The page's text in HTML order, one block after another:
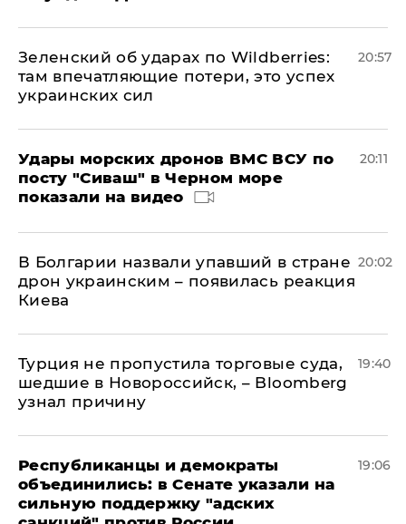
Зеленский об ударах по Wildberries:
там впечатляющие потери, это успех
украинских сил
20:57
Удары морских дронов ВМС ВСУ по
посту "Сиваш" в Черном море
показали на видео
20:11
В Болгарии назвали упавший в стране
дрон украинским – появилась реакция
Киева
20:02
Турция не пропустила торговые суда,
шедшие в Новороссийск, – Bloomberg
узнал причину
19:40
Республиканцы и демократы
объединились: в Сенате указали на
сильную поддержку "адских
19:06